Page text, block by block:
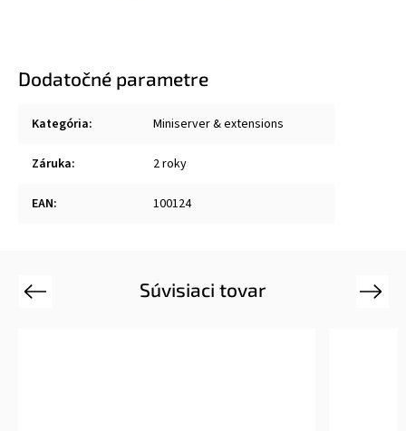
Dodatočné parametre
Kategória: Miniserver & extensions
Záruka: 2 roky
EAN: 100124
Súvisiaci tovar
Previous Next